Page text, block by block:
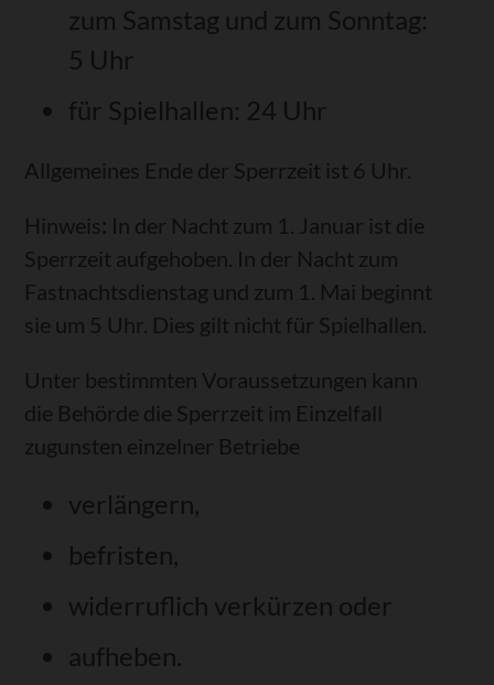
zum Samstag und zum Sonntag:
5 Uhr
für Spielhallen: 24 Uhr
Allgemeines Ende der Sperrzeit ist 6 Uhr.
Hinweis: In der Nacht zum 1. Januar ist die
Sperrzeit aufgehoben. In der Nacht zum
Fastnachtsdienstag und zum 1. Mai beginnt
sie um 5 Uhr. Dies gilt nicht für Spielhallen.
Unter bestimmten Voraussetzungen kann
die Behörde die Sperrzeit im Einzelfall
zugunsten einzelner Betriebe
verlängern,
befristen,
widerruflich verkürzen oder
aufheben.